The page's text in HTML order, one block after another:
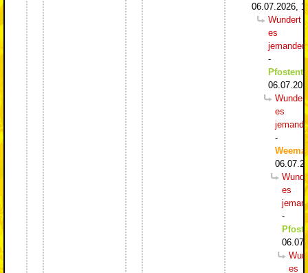
06.07.2026,
Wundert
es
-
Wundert
es
-
es
-
es